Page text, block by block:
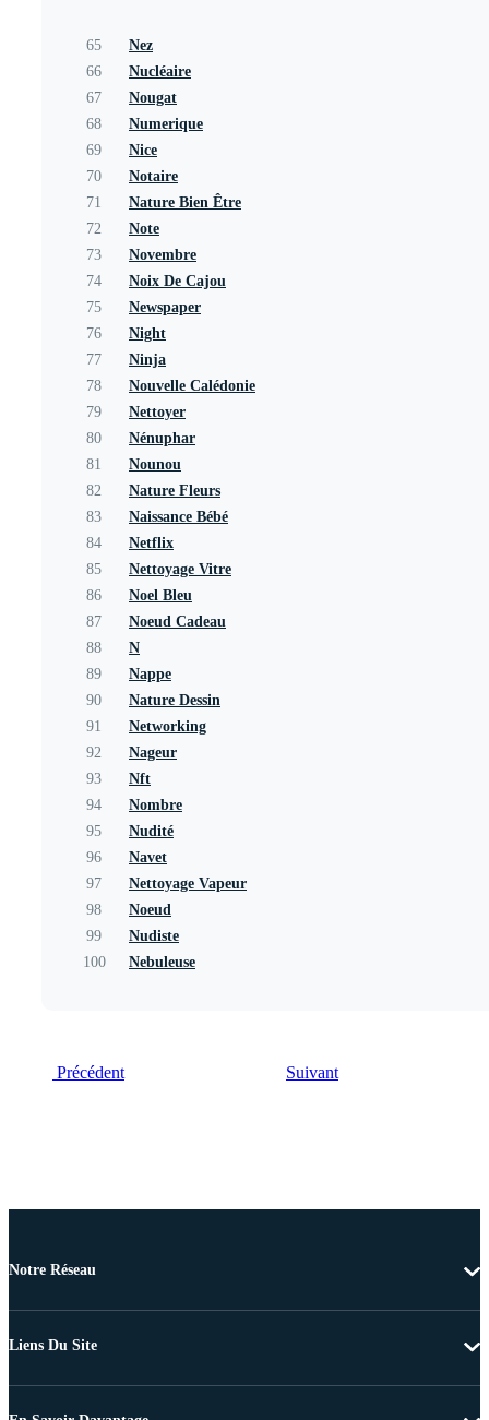
65
Nez
66
Nucléaire
67
Nougat
68
Numerique
69
Nice
70
Notaire
71
Nature Bien Être
72
Note
73
Novembre
74
Noix De Cajou
75
Newspaper
76
Night
77
Ninja
78
Nouvelle Calédonie
79
Nettoyer
80
Nénuphar
81
Nounou
82
Nature Fleurs
83
Naissance Bébé
84
Netflix
85
Nettoyage Vitre
86
Noel Bleu
87
Noeud Cadeau
88
N
89
Nappe
90
Nature Dessin
91
Networking
92
Nageur
93
Nft
94
Nombre
95
Nudité
96
Navet
97
Nettoyage Vapeur
98
Noeud
99
Nudiste
100
Nebuleuse
Précédent Suivant
Notre Réseau
Liens Du Site